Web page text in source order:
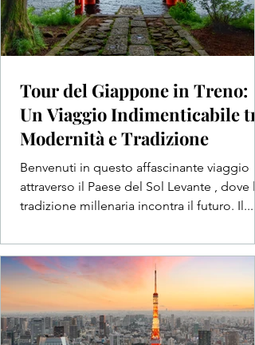
Tour del Giappone in Treno:
Un Viaggio Indimenticabile tra
Modernità e Tradizione
Benvenuti in questo affascinante viaggio
attraverso il Paese del Sol Levante , dove la
tradizione millenaria incontra il futuro. Il...